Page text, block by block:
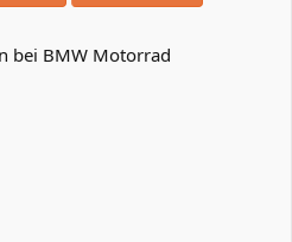
bei BMW Motorrad